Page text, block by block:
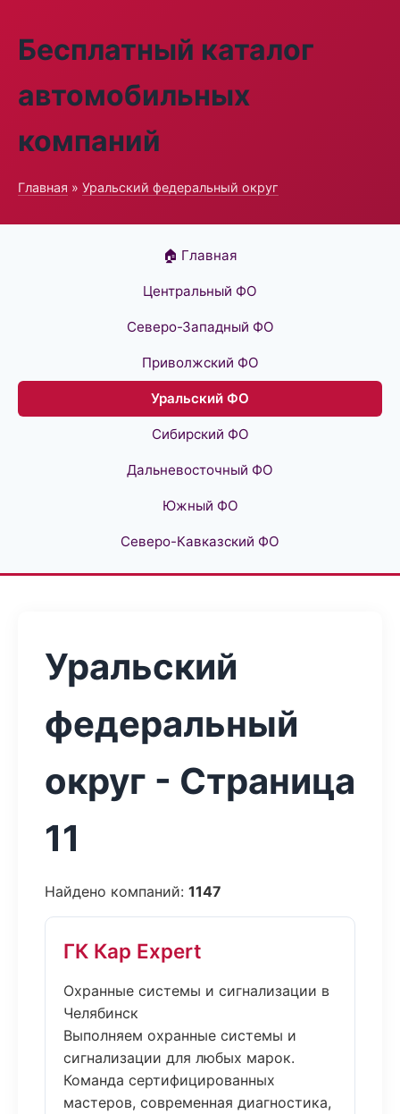
Бесплатный каталог
автомобильных
компаний
Главная » Уральский федеральный округ
🏠 Главная
Центральный ФО
Северо-Западный ФО
Приволжский ФО
Уральский ФО
Сибирский ФО
Дальневосточный ФО
Южный ФО
Северо-Кавказский ФО
Уральский
федеральный
округ - Страница
11
Найдено компаний: 1147
ГК Кар Expert
Охранные системы и сигнализации в
Челябинск
Выполняем охранные системы и
сигнализации для любых марок.
Команда сертифицированных
мастеров, современная диагностика,